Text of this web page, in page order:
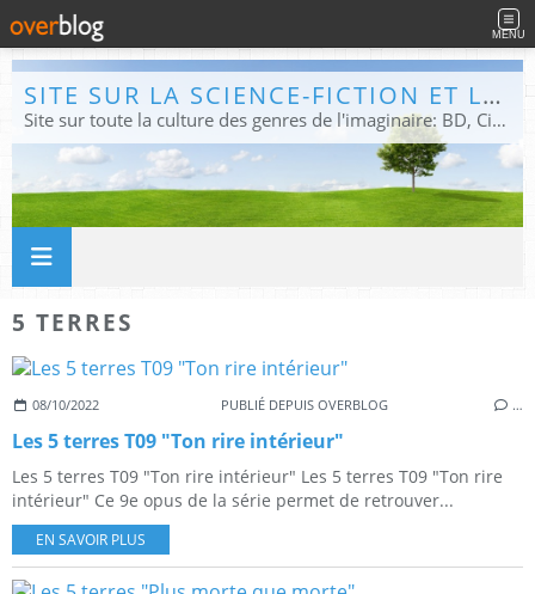
MENU
SITE SUR LA SCIENCE-FICTION ET LE FANTASTIQUE
Site sur toute la culture des genres de l'imaginaire: BD, Cinéma, Livre, Jeux, Théâtre. Présent dans les principaux festivals de film fantastique e de science-fiction, salons et conventions.
5 TERRES
08/10/2022 PUBLIÉ DEPUIS OVERBLOG …
Les 5 terres T09 "Ton rire intérieur"
Les 5 terres T09 "Ton rire intérieur" Les 5 terres T09 "Ton rire
intérieur" Ce 9e opus de la série permet de retrouver...
EN SAVOIR PLUS